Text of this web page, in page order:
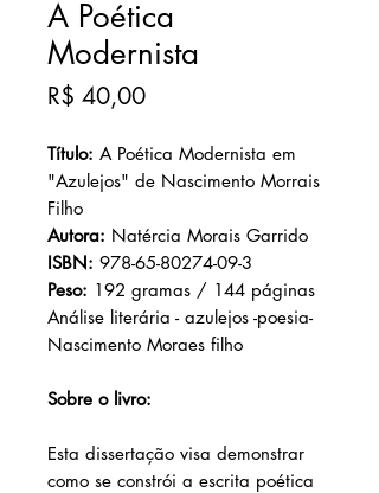
A Poética
Modernista
R$ 40,00Preço
Título: A Poética Modernista em
"Azulejos" de Nascimento Morrais
Filho
Autora: Natércia Morais Garrido
ISBN: 978-65-80274-09-3
Peso: 192 gramas / 144 páginas
Análise literária - azulejos -poesia-
Nascimento Moraes filho
Sobre o livro:
Esta dissertação visa demonstrar
como se constrói a escrita poética